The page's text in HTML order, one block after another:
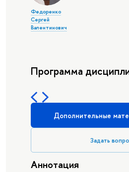
Федоренко
Сергей
Валентинович
Программа
Дополнительные
Задать
Аннотация